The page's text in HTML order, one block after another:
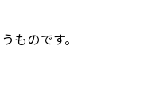
ものです。